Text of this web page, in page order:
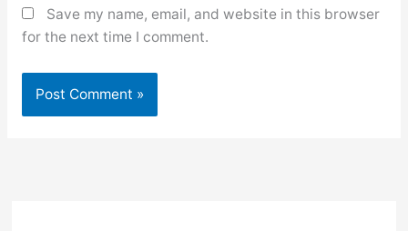
Save my name, email, and website in this browser
for the next time I comment.